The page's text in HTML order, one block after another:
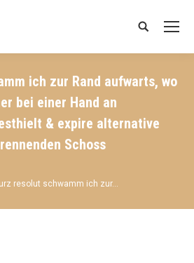
Search:
ich zur Rand aufwarts, wo
bei einer Hand an
& expire alternative
Schoss
resolut schwamm ich zur…